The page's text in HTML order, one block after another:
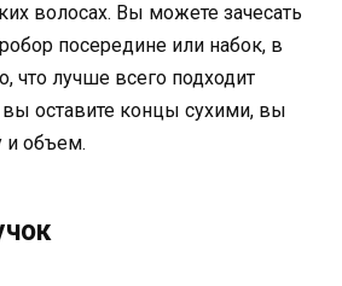
волосах. Вы можете зачесать
посередине или набок, в
что лучше всего подходит
оставите концы сухими, вы
и объем.